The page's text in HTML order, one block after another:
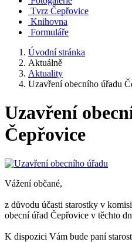
Tvrz Čepřovice
Knihovna
Formuláře
Úvodní stránka
Aktuálně
Aktuality
Uzavření obecního úřadu
Uzavření
Čepřovice
Vážení občané,
z důvodu účasti starostky v
obecní úřad Čepřovice v těchto
K dispozici Vám bude paní